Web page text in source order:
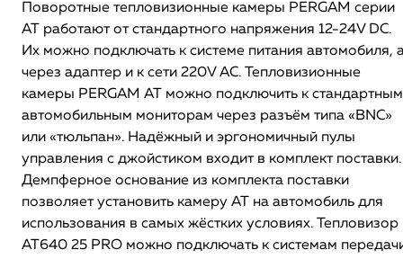
Поворотные тепловизионные камеры PERGAM серии
АТ работают от стандартного напряжения 12-24V DC.
Их можно подключать к системе питания автомобиля,
через адаптер и к сети 220V АС. Тепловизионные
камеры PERGAM АТ можно подключить к стандартным
автомобильным мониторам через разъём типа «BNC»
или «тюльпан». Надёжный и эргономичный пулы
управления с джойстиком входит в комплект поставки.
Демпферное основание из комплекта поставки
позволяет установить камеру АТ на автомобиль для
использования в самых жёстких условиях. Тепловизор
АТ640 25 PRO можно подключать к системам